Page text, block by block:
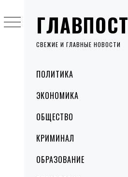
ГЛАВПОСТ
СВЕЖИЕ И ГЛАВНЫЕ НОВОСТИ
MenuПОЛИТИКА
ЭКОНОМИКА
ОБЩЕСТВО
КРИМИНАЛ
ОБРАЗОВАНИЕ
to
content